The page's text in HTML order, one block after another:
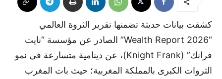
كشفت بيانات حديثة تضمنها تقرير الثروة العالمي
“Wealth Report 2026” الصادر عن مؤسسة “نايت
فرانك” (Knight Frank)، عن دينامية متسارعة في نمو
الثروات الكبرى بالمملكة المغربية؛ حيث بات المغرب